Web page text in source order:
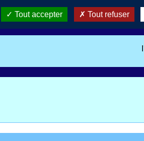
Tout accepter Tout refuser